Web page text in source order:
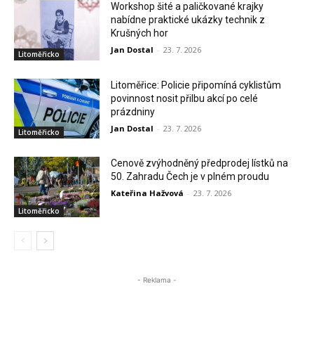
Litoměřicko
Workshop šité a paličkované krajky
nabídne praktické ukázky technik z
Krušných hor
Jan Dostal - 23. 7. 2026
Litoměřicko
Litoměřice: Policie připomíná cyklistům
povinnost nosit přilbu akcí po celé
prázdniny
Jan Dostal - 23. 7. 2026
Litoměřicko
Cenově zvýhodněný předprodej lístků na
50. Zahradu Čech je v plném proudu
Kateřina Hažvová - 23. 7. 2026
- Reklama -